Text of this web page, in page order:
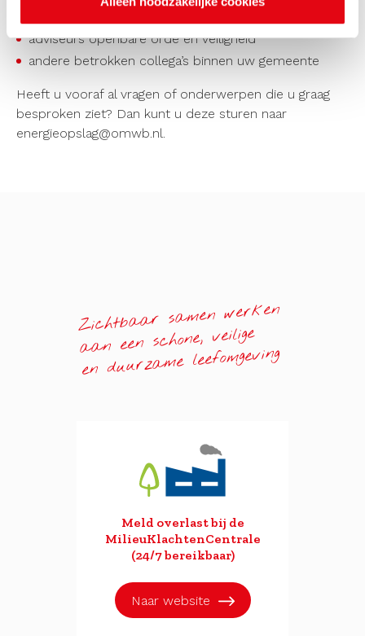
adviseurs openbare orde en veiligheid
andere betrokken collega’s binnen uw gemeente
Heeft u vooraf al vragen of onderwerpen die u graag
besproken ziet? Dan kunt u deze sturen naar
energieopslag@omwb.nl.
Zichtbaar samen werken
aan een schone, veilige
en duurzame leefomgeving
Meld overlast bij de
MilieuKlachtenCentrale
(24/7 bereikbaar)
Naar website